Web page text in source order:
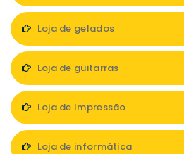
Loja de gelados
Loja de guitarras
Loja de Impressão
Loja de informática